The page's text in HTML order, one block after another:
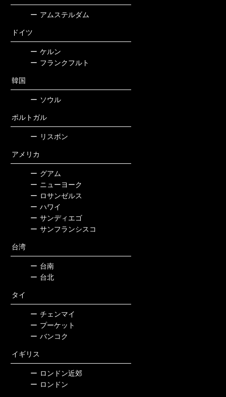
ー アムステルダム
ドイツ
ー ケルン
ー フランクフルト
韓国
ー ソウル
ポルトガル
ー リスボン
アメリカ
ー グアム
ー ニューヨーク
ー ロサンゼルス
ー ハワイ
ー サンディエゴ
ー サンフランシスコ
台湾
ー 台南
ー 台北
タイ
ー チェンマイ
ー プーケット
ー バンコク
イギリス
ー ロンドン近郊
ー ロンドン